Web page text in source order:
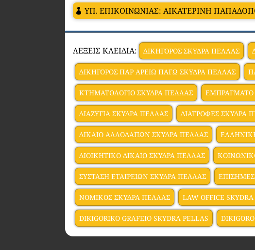
ΥΠ. ΕΠΙΚΟΙΝΩΝΙΑΣ: ΑΙΚΑΤΕΡΙΝΗ
ΛΕΞΕΙΣ ΚΛΕΙΔΙΑ: ΔΙΚΗΓΟΡΟΣ ΣΚΥΔΡΑ ΠΕΛΛΑΣ
ΔΙΚΗΓΟΡΟΣ ΠΑΡ ΑΡΕΙΩ ΠΑΓΩ ΣΚΥΔΡΑ ΠΕΛΛΑΣ
ΚΤΗΜΑΤΟΛΟΓΙΟ ΣΚΥΔΡΑ ΠΕΛΛΑΣ ΕΜΠΡΑΓΜΑΤΟ
ΔΙΑΖΥΓΙΑ ΣΚΥΔΡΑ ΠΕΛΛΑΣ ΔΙΑΤΡΟΦΕΣ ΣΚΥΔΡΑ
ΔΙΚΑΙΟ ΑΛΛΟΔΑΠΩΝ ΣΚΥΔΡΑ ΠΕΛΛΑΣ
ΔΙΟΙΚΗΤΙΚΟ ΔΙΚΑΙΟ ΣΚΥΔΡΑ ΠΕΛΛΑΣ
ΣΥΣΤΑΣΗ ΕΤΑΙΡΕΙΩΝ ΣΚΥΔΡΑ ΠΕΛΛΑΣ
ΝΟΜΙΚΟΣ ΣΚΥΔΡΑ ΠΕΛΛΑΣ LAW OFFICE
DIKIGORIKO GRAFEIO SKYDRA PELLAS